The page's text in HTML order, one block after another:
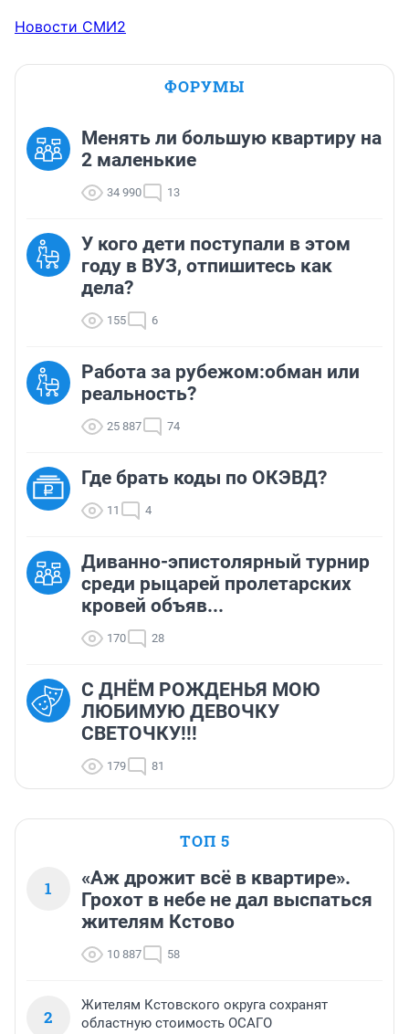
Новости СМИ2
ФОРУМЫ
Менять ли большую квартиру на
2 маленькие
34 990 13
У кого дети поступали в этом
году в ВУЗ, отпишитесь как
дела?
155 6
Работа за рубежом:обман или
реальность?
25 887 74
Где брать коды по ОКЭВД?
11 4
Диванно-эпистолярный турнир
среди рыцарей пролетарских
кровей объяв...
170 28
С ДНЁМ РОЖДЕНЬЯ МОЮ
ЛЮБИМУЮ ДЕВОЧКУ
СВЕТОЧКУ!!!
179 81
ТОП 5
1
«Аж дрожит всё в квартире».
Грохот в небе не дал выспаться
жителям Кстово
10 887 58
2
Жителям Кстовского округа сохранят
областную стоимость ОСАГО